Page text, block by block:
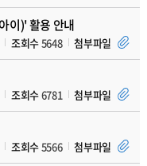
이)' 활용 안내
조회수5648 첨부파일
조회수6781 첨부파일
조회수5566 첨부파일